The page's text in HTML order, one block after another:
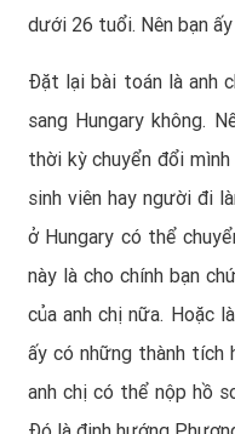
dưới 26 tuổi. Nên bạn
Đặt lại bài toán là anh
sang Hungary không.
thời kỳ chuyển đổi
sinh viên hay người đi
ở Hungary có thể
này là cho chính bạn
của anh chị nữa. Hoặc
ấy có những thành tích
anh chị có thể nộp hồ